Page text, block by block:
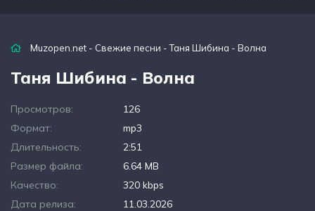
Muzopen.net - Свежие песни - Таня Шибина - Волна
Таня Шибина - Волна
Просмотров:
126
Формат:
mp3
Длительность:
2:51
Размер файла:
6.64 MB
Качество:
320 kbps
Дата релиза:
11.03.2026